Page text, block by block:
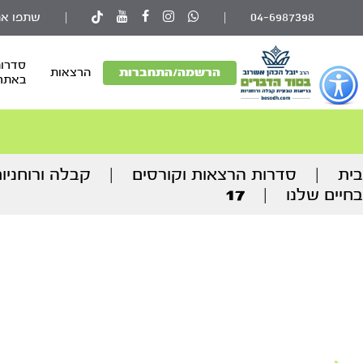
כפתור
לפתיחת
תפריט
נגישות
04-6987398 שתפו
הרשמה/התחברות הרצאות
מרכזי
בית | סדרות הרצאות וקורסים | קבלה
בחיים שלנו
|
17